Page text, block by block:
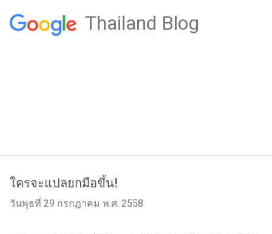
Thailand Blog
ใครจะแปลยกมือขึ้น!
วันพุธที่ 29 กรกฎาคม พ.ศ. 2558